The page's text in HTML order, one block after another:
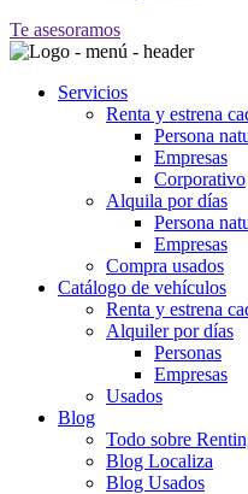
Te asesoramos
Servicios
Renta y estrena
Persona
Empresas
Corporativo
Alquila por días
Persona
Empresas
Compra usados
Catálogo de vehículos
Renta y estrena
Alquiler por días
Personas
Empresas
Usados
Blog
Todo sobre
Blog Localiza
Blog Usados